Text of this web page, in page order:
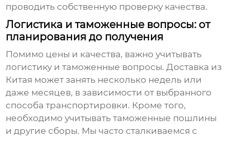
проводить собственную проверку качества.
Логистика и таможенные вопросы: от
планирования до получения
Помимо цены и качества, важно учитывать
логистику и таможенные вопросы. Доставка из
Китая может занять несколько недель или
даже месяцев, в зависимости от выбранного
способа транспортировки. Кроме того,
необходимо учитывать таможенные пошлины
и другие сборы. Мы часто сталкиваемся с